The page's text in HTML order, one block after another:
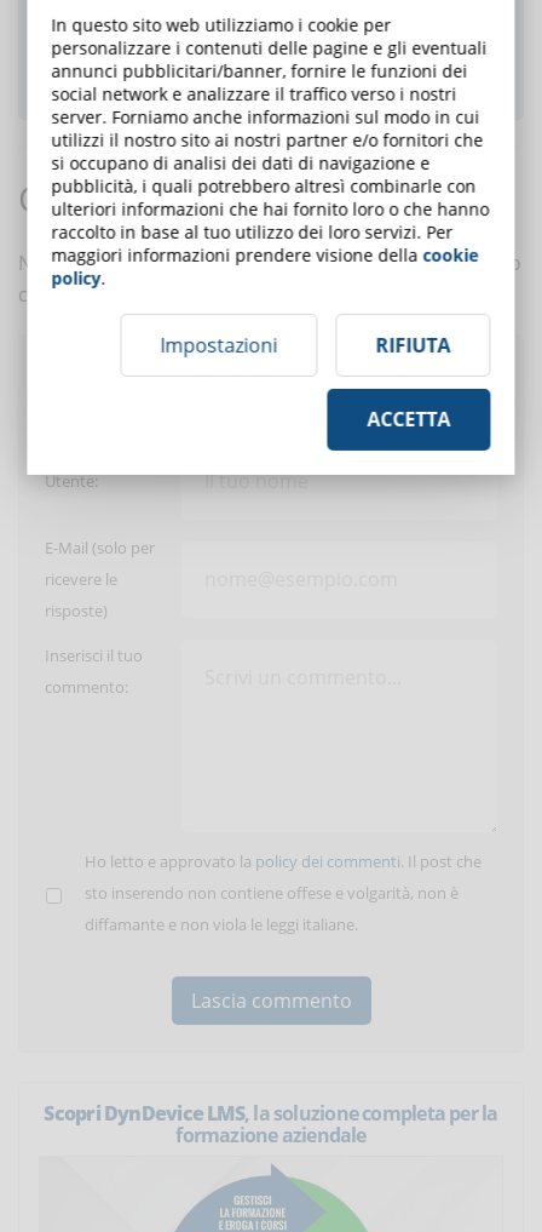
ISCRIVITI ALLA NEWSLETTER
Commenti:
Nessun commento è ancora presente. Scrivi tu il primo
commento a questo articolo!
Pubblica un commento
Utente:
E-Mail (solo per
ricevere le
risposte)
Inserisci il tuo
commento:
Ho letto e approvato la policy dei commenti. Il post che
sto inserendo non contiene offese e volgarità, non è
diffamante e non viola le leggi italiane.
Scopri DynDevice LMS, la soluzione completa per la
formazione aziendale
In questo sito web utilizziamo i cookie per
personalizzare i contenuti delle pagine e gli eventuali
annunci pubblicitari/banner, fornire le funzioni dei
social network e analizzare il traffico verso i nostri
server. Forniamo anche informazioni sul modo in cui
utilizzi il nostro sito ai nostri partner e/o fornitori che
si occupano di analisi dei dati di navigazione e
pubblicità, i quali potrebbero altresì combinarle con
ulteriori informazioni che hai fornito loro o che hanno
raccolto in base al tuo utilizzo dei loro servizi. Per
maggiori informazioni prendere visione dellacookie
policy.
Impostazioni RIFIUTA
ACCETTA